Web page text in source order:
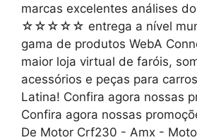
marcas excelentes análises
☆☆☆☆☆ entrega a nível
gama de produtos WebA
maior loja virtual de faróis,
acessórios e peças para
Latina! Confira agora nossas
Confira agora nossas
De Motor Crf230 - Amx -